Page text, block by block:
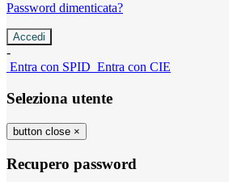
Password dimenticata?
-
Entra con SPID Entra con CIE
Seleziona utente
button close ×
Recupero password